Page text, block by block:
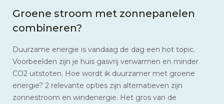
Groene stroom met zonnepanelen
combineren?
Duurzame energie is vandaag de dag een hot topic.
Voorbeelden zijn je huis gasvrij verwarmen en minder
CO2 uitstoten. Hoe wordt ik duurzamer met groene
energie? 2 relevante opties zijn alternatieven zijn
zonnestroom en windenergie. Het gros van de